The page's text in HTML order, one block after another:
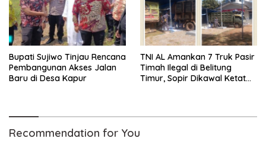
Bupati Sujiwo Tinjau Rencana
Pembangunan Akses Jalan
Baru di Desa Kapur
TNI AL Amankan 7 Truk Pasir
Timah Ilegal di Belitung
Timur, Sopir Dikawal Ketat
Recommendation for You